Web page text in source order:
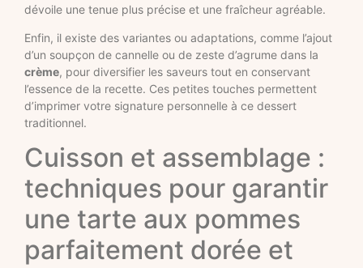
dévoile une tenue plus précise et une fraîcheur agréable.
Enfin, il existe des variantes ou adaptations, comme l’ajout
d’un soupçon de cannelle ou de zeste d’agrume dans la
crème, pour diversifier les saveurs tout en conservant
l’essence de la recette. Ces petites touches permettent
d’imprimer votre signature personnelle à ce dessert
traditionnel.
Cuisson et assemblage :
techniques pour garantir
une tarte aux pommes
parfaitement dorée et